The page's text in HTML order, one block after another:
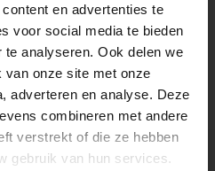
en advertenties te
voor social media te bieden
analyseren. Ook delen we
van onze site met onze
adverteren en analyse. Deze
combineren met andere
verstrekt of die ze hebben
gebruik van hun services.
AAN VOOR